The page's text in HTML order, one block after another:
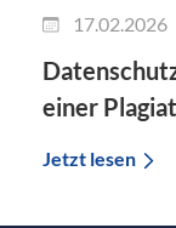
17.02.2026
einer
Jetzt lesen